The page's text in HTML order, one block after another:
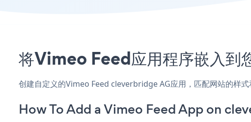
将Vimeo Feed应用程序嵌入
创建自定义的Vimeo Feed cleverbridge AG应用，匹配网站的样
How To Add a Vimeo Feed App on